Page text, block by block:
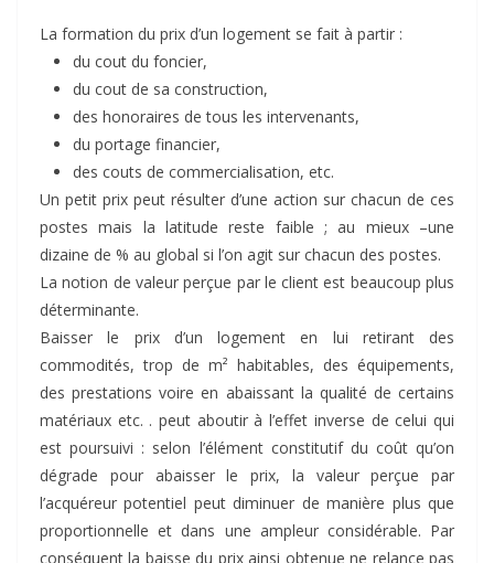
La formation du prix d’un logement se fait à partir :
du cout du foncier,
du cout de sa construction,
des honoraires de tous les intervenants,
du portage financier,
des couts de commercialisation, etc.
Un petit prix peut résulter d’une action sur chacun de ces
postes mais la latitude reste faible ; au mieux –une
dizaine de % au global si l’on agit sur chacun des postes.
La notion de valeur perçue par le client est beaucoup plus
déterminante.
Baisser le prix d’un logement en lui retirant des
commodités, trop de m² habitables, des équipements,
des prestations voire en abaissant la qualité de certains
matériaux etc. . peut aboutir à l’effet inverse de celui qui
est poursuivi : selon l’élément constitutif du coût qu’on
dégrade pour abaisser le prix, la valeur perçue par
l’acquéreur potentiel peut diminuer de manière plus que
proportionnelle et dans une ampleur considérable. Par
conséquent la baisse du prix ainsi obtenue ne relance pas